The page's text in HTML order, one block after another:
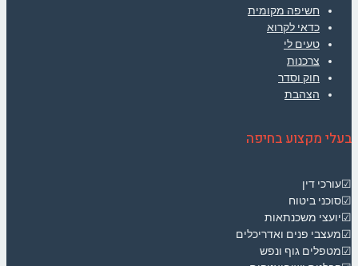
חשיפה מקומית
כדאי לקרוא
טעים לי
צרכנות
חוק וסדר
הצהבת
בעלי מקצוע בחיפה
☑עורכי דין
☑סוכני ביטוח
☑יועצי משכנתאות
☑מעצבי פנים ואדריכלים
☑מטפלים גוף ונפש